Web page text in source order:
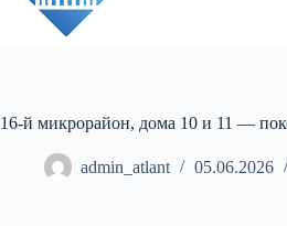
16-й микрорайон, дома 10 и 11 —
admin_atlant 05.06.2026